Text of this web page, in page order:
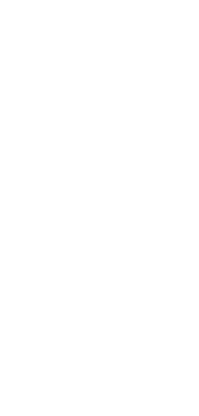
審議をおこなっ
定
正に入った。